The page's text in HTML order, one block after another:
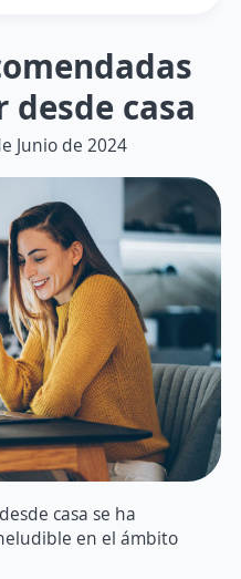
casa
Junio de 2024
casa se ha
en el ámbito